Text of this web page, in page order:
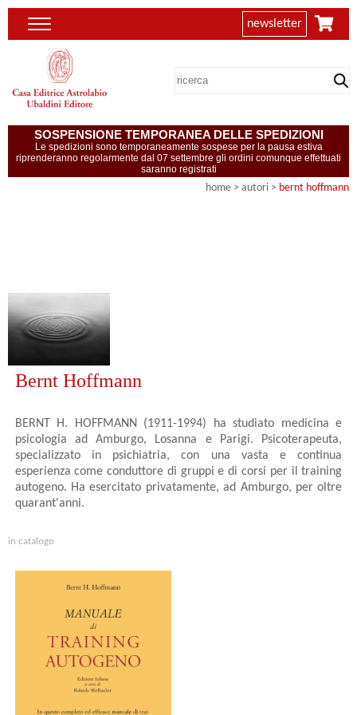
newsletter
SOSPENSIONE TEMPORANEA DELLE SPEDIZIONI
Le spedizioni sono temporaneamente sospese per la pausa estiva
riprenderanno regolarmente dal 07 settembre gli ordini comunque effettuati
saranno registrati
home > autori > bernt hoffmann
Bernt Hoffmann
BERNT H. HOFFMANN (1911-1994) ha studiato medicina e
psico­logia ad Amburgo, Losanna e Parigi. Psi­coterapeuta,
specializzato in psichiatria, con una vasta e continua
esperienza come conduttore di gruppi e di corsi per il training
autogeno. Ha esercitato privatamente, ad Amburgo, per oltre
quarant'anni.
in catalogo